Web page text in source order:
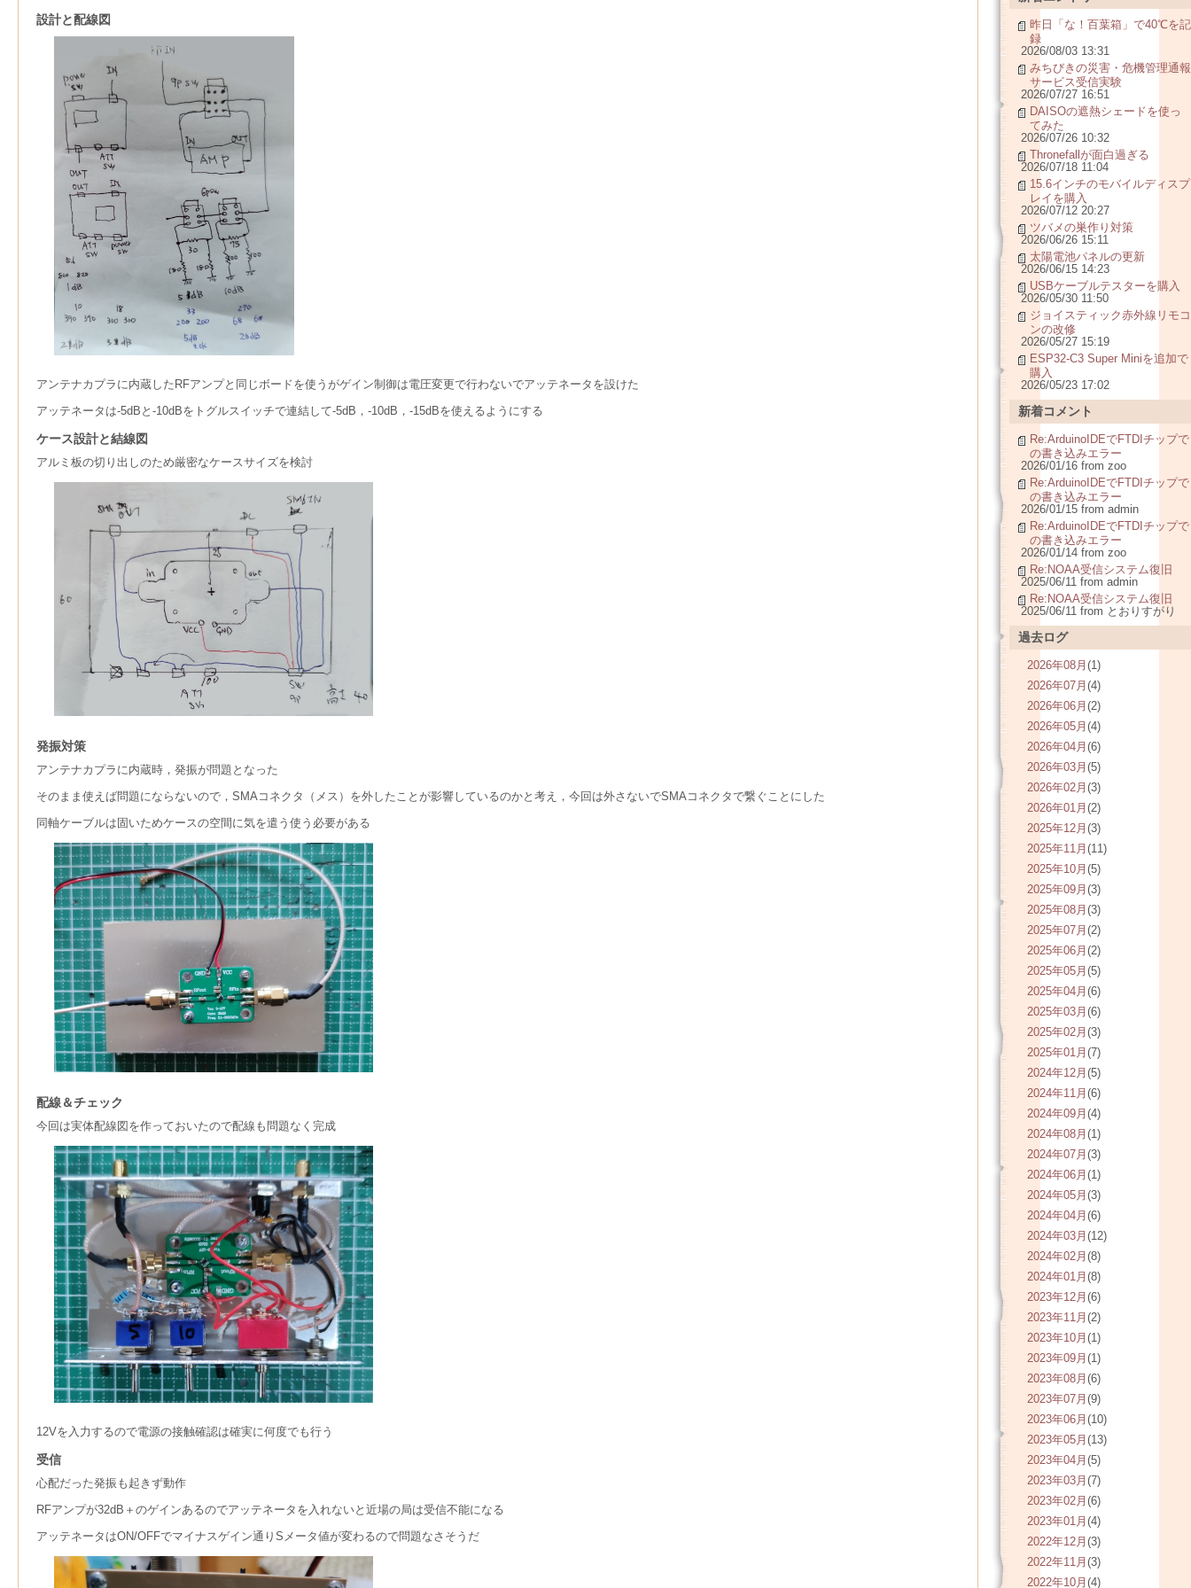
設計と配線図
アンテナカプラに内蔵したRFアンプと同じボードを使うがゲイン制御は電圧変更で行わないでアッテネータを設けた
アッテネータは-5dBと-10dBをトグルスイッチで連結して-5dB，-10dB，-15dBを使えるようにする
ケース設計と結線図
アルミ板の切り出しのため厳密なケースサイズを検討
発振対策
アンテナカプラに内蔵時，発振が問題となった
そのまま使えば問題にならないので，SMAコネクタ（メス）を外したことが影響しているのかと考え，今回は外さないでSMAコネクタで繋ぐことにした
同軸ケーブルは固いためケースの空間に気を遣う使う必要がある
配線＆チェック
今回は実体配線図を作っておいたので配線も問題なく完成
12Vを入力するので電源の接触確認は確実に何度でも行う
受信
心配だった発振も起きず動作
RFアンプが32dB＋のゲインあるのでアッテネータを入れないと近場の局は受信不能になる
アッテネータはON/OFFでマイナスゲイン通りSメータ値が変わるので問題なさそうだ
昨日「な！百葉箱」で40℃を記
録
2026/08/03 13:31
みちびきの災害・危機管理通報
サービス受信実験
2026/07/27 16:51
DAISOの遮熱シェードを使っ
てみた
2026/07/26 10:32
Thronefallが面白過ぎる
2026/07/18 11:04
15.6インチのモバイルディスプ
レイを購入
2026/07/12 20:27
ツバメの巣作り対策
2026/06/26 15:11
太陽電池パネルの更新
2026/06/15 14:23
USBケーブルテスターを購入
2026/05/30 11:50
ジョイスティック赤外線リモコ
ンの改修
2026/05/27 15:19
ESP32-C3 Super Miniを追加で
購入
2026/05/23 17:02
新着コメント
Re:ArduinoIDEでFTDIチップで
の書き込みエラー
2026/01/16 from zoo
Re:ArduinoIDEでFTDIチップで
の書き込みエラー
2026/01/15 from admin
Re:ArduinoIDEでFTDIチップで
の書き込みエラー
2026/01/14 from zoo
Re:NOAA受信システム復旧
2025/06/11 from admin
Re:NOAA受信システム復旧
2025/06/11 from とおりすがり
過去ログ
2026年08月 (1)
2026年07月 (4)
2026年06月 (2)
2026年05月 (4)
2026年04月 (6)
2026年03月 (5)
2026年02月 (3)
2026年01月 (2)
2025年12月 (3)
2025年11月 (11)
2025年10月 (5)
2025年09月 (3)
2025年08月 (3)
2025年07月 (2)
2025年06月 (2)
2025年05月 (5)
2025年04月 (6)
2025年03月 (6)
2025年02月 (3)
2025年01月 (7)
2024年12月 (5)
2024年11月 (6)
2024年09月 (4)
2024年08月 (1)
2024年07月 (3)
2024年06月 (1)
2024年05月 (3)
2024年04月 (6)
2024年03月 (12)
2024年02月 (8)
2024年01月 (8)
2023年12月 (6)
2023年11月 (2)
2023年10月 (1)
2023年09月 (1)
2023年08月 (6)
2023年07月 (9)
2023年06月 (10)
2023年05月 (13)
2023年04月 (5)
2023年03月 (7)
2023年02月 (6)
2023年01月 (4)
2022年12月 (3)
2022年11月 (3)
2022年10月 (4)